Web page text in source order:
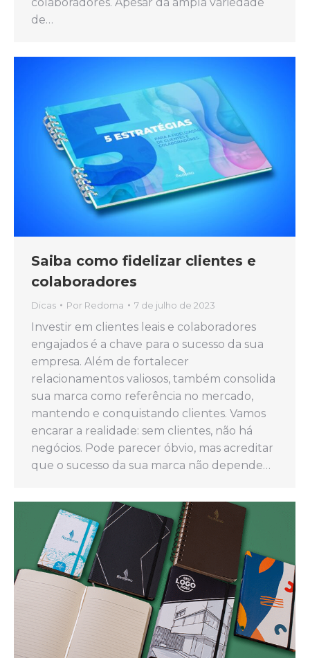
colaboradores. Apesar da ampla variedade
de…
Saiba como fidelizar clientes e
colaboradores
Dicas Por Redoma 7 de julho de 2023
Investir em clientes leais e colaboradores
engajados é a chave para o sucesso da sua
empresa. Além de fortalecer
relacionamentos valiosos, também consolida
sua marca como referência no mercado,
mantendo e conquistando clientes. Vamos
encarar a realidade: sem clientes, não há
negócios. Pode parecer óbvio, mas acreditar
que o sucesso da sua marca não depende…